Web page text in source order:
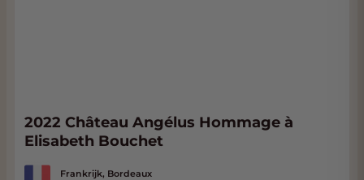
2022 Château Angélus Hommage à
Elisabeth Bouchet
Frankrijk, Bordeaux